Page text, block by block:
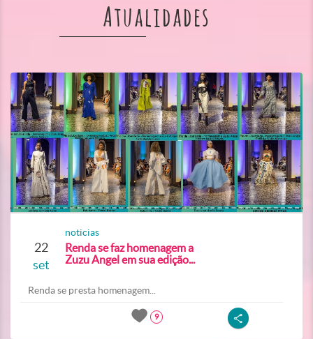
Atualidades
22
set
noticias
Renda se faz homenagem a
Zuzu Angel em sua edição...
Renda se presta homenagem...
9